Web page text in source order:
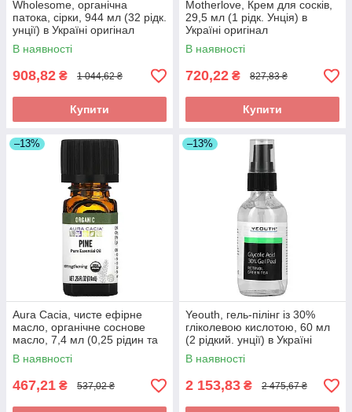
Wholesome, органічна
патока, сірки, 944 мл (32 рідк.
унції) в Україні оригінал
В наявності
908,82 ₴ 1 044,62 ₴
Купити
Motherlove, Крем для сосків,
29,5 мл (1 рідк. Унція) в
Україні оригінал
В наявності
720,22 ₴ 827,83 ₴
Купити
–13%
Aura Cacia, чисте ефірне
масло, органічне соснове
масло, 7,4 мл (0,25 рідин та
си. унції), оригінал
В наявності
467,21 ₴ 537,02 ₴
–13%
Yeouth, гель-пілінг із 30%
гліколевою кислотою, 60 мл
(2 рідкий. унції) в Україні
оригінал
В наявності
2 153,83 ₴ 2 475,67 ₴